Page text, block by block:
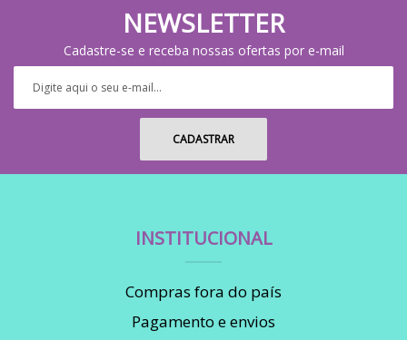
NEWSLETTER
Cadastre-se e receba nossas ofertas por e-mail
INSTITUCIONAL
Compras fora do país
Pagamento e envios